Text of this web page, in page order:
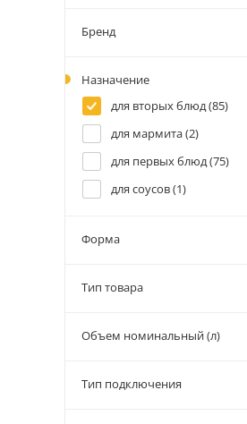
Бренд
Назначение
для вторых блюд (85)
для мармита (2)
для первых блюд (75)
для соусов (1)
Форма
Тип товара
Объем номинальный (л)
Тип подключения